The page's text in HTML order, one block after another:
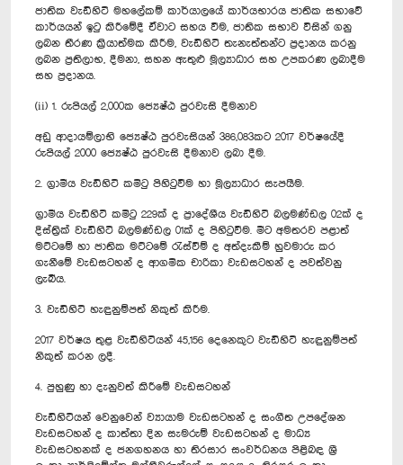
ජාතික වැඩිහිටි මහලේකම් කාර්යාලයේ කාර්යභාරය ජාතික සභාවේ
කාර්යයන් ඉටු කිරීමේදී ඒවාට සහය වීම, ජාතික සභාව විසින් ගනු
ලබන තීරණ ක්‍රියාත්මක කිරීම, වැඩිහිටි තැනැත්තන්ට ප්‍රදානය කරනු
ලබන ප්‍රතිලාභ, දීමනා, සහන ඇතුළු මූල්‍යාධාර සහ උපකරණ ලබාදීම
සහ ප්‍රදානය.
(ii) 1. රුපියල් 2,000ක ජ්‍යෙෂ්ඨ පුරවැසි දීමනාව
අඩු ආදායම්ලාභි ජ්‍යෙෂ්ඨ පුරවැසියන් 386,083කට 2017 වර්ෂයේදී
රුපියල් 2000 ජ්‍යෙෂ්ඨ පුරවැසි දීමනාව ලබා දීම.
2. ග්‍රාමීය වැඩිහිටි කමිටු පිහිටුවීම හා මූල්‍යාධාර සැපයීම.
ග්‍රාමීය වැඩිහිටි කමිටු 229ක් ද ප්‍රාදේශීය වැඩිහිටි බලමණ්ඩල 02ක් ද
දිස්ත්‍රික් වැඩිහිටි බලමණ්ඩල 01ක් ද පිහිටුවීම. මීට අමතරව පළාත්
මට්ටමේ හා ජාතික මට්ටමේ රැස්වීම් ද අත්දැකීම් හුවමාරු කර
ගැනීමේ වැඩසටහන් ද ආගමික චාරිකා වැඩසටහන් ද පවත්වනු
ලැබීය.
3. වැඩිහිටි හැඳුනුම්පත් නිකුත් කිරීම.
2017 වර්ෂය තුළ වැඩිහිටියන් 45,156 දෙනෙකුට වැඩිහිටි හැඳුනුම්පත්
නිකුත් කරන ලදී.
4. පුහුණු හා දැනුවත් කිරීමේ වැඩසටහන්
වැඩිහිටියන් වෙනුවෙන් ව්‍යායාම වැඩසටහන් ද සංගීත උපදේශන
වැඩසටහන් ද කාත්තා දින සැමරුම් වැඩසටහන් ද මාධ්‍ය
වැඩසටහනක් ද ජනගහනය හා තිරසාර සංවර්ධනය පිළිබඳ ශ්‍රී